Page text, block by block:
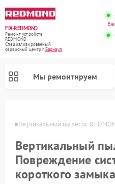
FIX-REDMOND
Ремонт устройств
REDMOND
Специализированный
cервисный центр г.Барнаул
Мы ремонтируем
Вертикальный пылесос
Вертикальный
Повреждение
короткого